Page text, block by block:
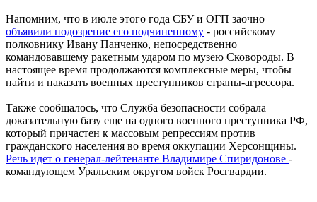
Напомним, что в июле этого года СБУ и ОГП заочно
объявили подозрение его подчиненному - российскому
полковнику Ивану Панченко, непосредственно
командовавшему ракетным ударом по музею Сковороды. В
настоящее время продолжаются комплексные меры, чтобы
найти и наказать военных преступников страны-агрессора.
Также сообщалось, что Служба безопасности собрала
доказательную базу еще на одного военного преступника РФ,
который причастен к массовым репрессиям против
гражданского населения во время оккупации Херсонщины.
Речь идет о генерал-лейтенанте Владимире Спиридонове -
командующем Уральским округом войск Росгвардии.